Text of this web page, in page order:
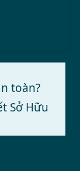
toàn?
Sở Hữu